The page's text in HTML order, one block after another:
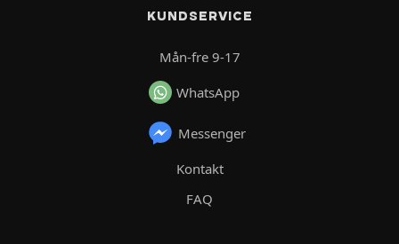
KUNDSERVICE
Mån-fre 9-17
WhatsApp
Messenger
Kontakt
FAQ